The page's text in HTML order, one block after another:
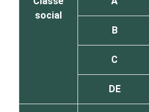
social
B
C
DE